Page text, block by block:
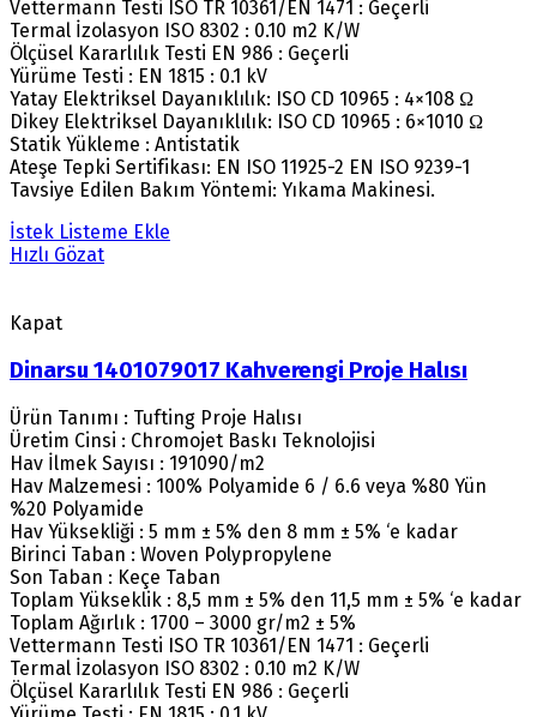
Vettermann Testi ISO TR 10361/EN 1471 : Geçerli
Termal İzolasyon ISO 8302 : 0.10 m2 K/W
Ölçüsel Kararlılık Testi EN 986 : Geçerli
Yürüme Testi : EN 1815 : 0.1 kV
Yatay Elektriksel Dayanıklılık: ISO CD 10965 : 4×108 Ω
Dikey Elektriksel Dayanıklılık: ISO CD 10965 : 6×1010 Ω
Statik Yükleme : Antistatik
Ateşe Tepki Sertifikası: EN ISO 11925-2 EN ISO 9239-1
Tavsiye Edilen Bakım Yöntemi: Yıkama Makinesi.
İstek Listeme Ekle
Hızlı Gözat
Kapat
Dinarsu 1401079017 Kahverengi Proje Halısı
Ürün Tanımı : Tufting Proje Halısı
Üretim Cinsi : Chromojet Baskı Teknolojisi
Hav İlmek Sayısı : 191090/m2
Hav Malzemesi : 100% Polyamide 6 / 6.6 veya %80 Yün
%20 Polyamide
Hav Yüksekliği : 5 mm ± 5% den 8 mm ± 5% ‘e kadar
Birinci Taban : Woven Polypropylene
Son Taban : Keçe Taban
Toplam Yükseklik : 8,5 mm ± 5% den 11,5 mm ± 5% ‘e kadar
Toplam Ağırlık : 1700 – 3000 gr/m2 ± 5%
Vettermann Testi ISO TR 10361/EN 1471 : Geçerli
Termal İzolasyon ISO 8302 : 0.10 m2 K/W
Ölçüsel Kararlılık Testi EN 986 : Geçerli